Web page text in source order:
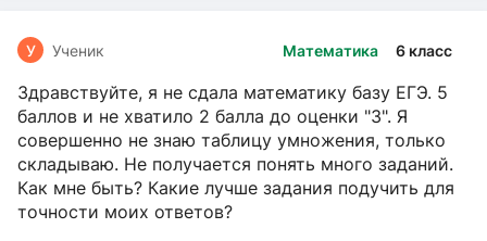
Математика 6 класс
У Ученик
Здравствуйте, я не сдала математику базу ЕГЭ. 5
баллов и не хватило 2 балла до оценки "3". Я
совершенно не знаю таблицу умножения, только
складываю. Не получается понять много заданий.
Как мне быть? Какие лучше задания подучить для
точности моих ответов?